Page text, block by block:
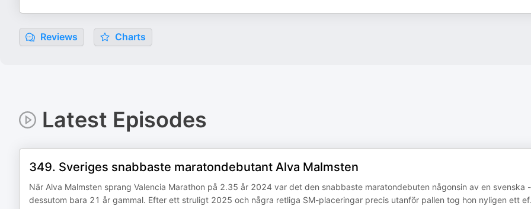
Reviews Charts
Latest Episodes
349. Sveriges snabbaste maratondebutant Alva Malmsten
När Alva Malmsten sprang Valencia Marathon på 2.35 år 2024 var det den snabbaste maratondebuten någonsin av en svenska -
dessutom bara 21 år gammal. Efter ett struligt 2025 och några retliga SM-placeringar precis utanför pallen tog hon nyligen ett ef